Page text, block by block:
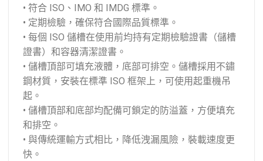
• 符合 ISO、IMO 和 IMDG 標準。
• 定期檢驗，確保符合國際品質標準。
• 每個 ISO 儲槽在使用前均持有定期檢驗證書（儲槽
證書）和容器清潔證書。
• 儲槽頂部可填充液體，底部可排空。儲槽採用不鏽
鋼材質，安裝在標準 ISO 框架上，可使用起重機吊
起。
• 儲槽頂部和底部均配備可鎖定的防溢蓋，方便填充
和排空。
• 與傳統運輸方式相比，降低洩漏風險，裝載速度更
快。